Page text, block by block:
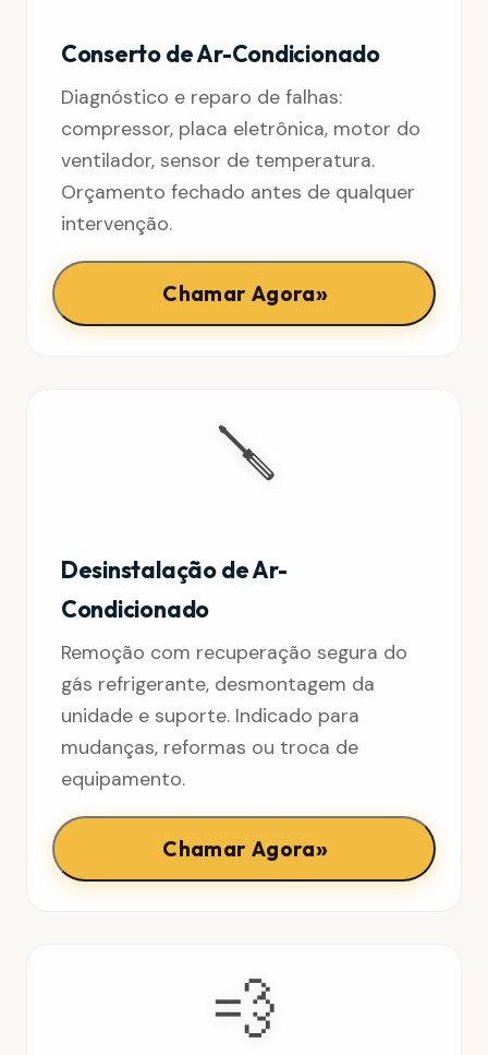
Conserto de Ar-Condicionado
Diagnóstico e reparo de falhas:
compressor, placa eletrônica, motor do
ventilador, sensor de temperatura.
Orçamento fechado antes de qualquer
intervenção.
Chamar Agora»
🪛
Desinstalação de Ar-
Condicionado
Remoção com recuperação segura do
gás refrigerante, desmontagem da
unidade e suporte. Indicado para
mudanças, reformas ou troca de
equipamento.
Chamar Agora»
💨